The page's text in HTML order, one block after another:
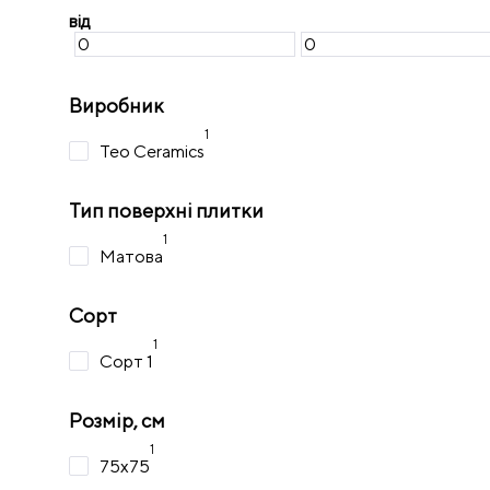
від
Виробник
Teo Ceramics
1
Тип поверхні плитки
Матова
1
Сорт
Сорт 1
1
Розмір, см
75х75
1